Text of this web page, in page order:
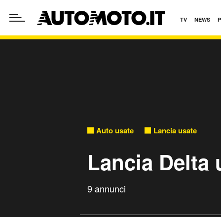
TV NEWS
Auto usate Lancia usate
Lancia Delta
9 annunci